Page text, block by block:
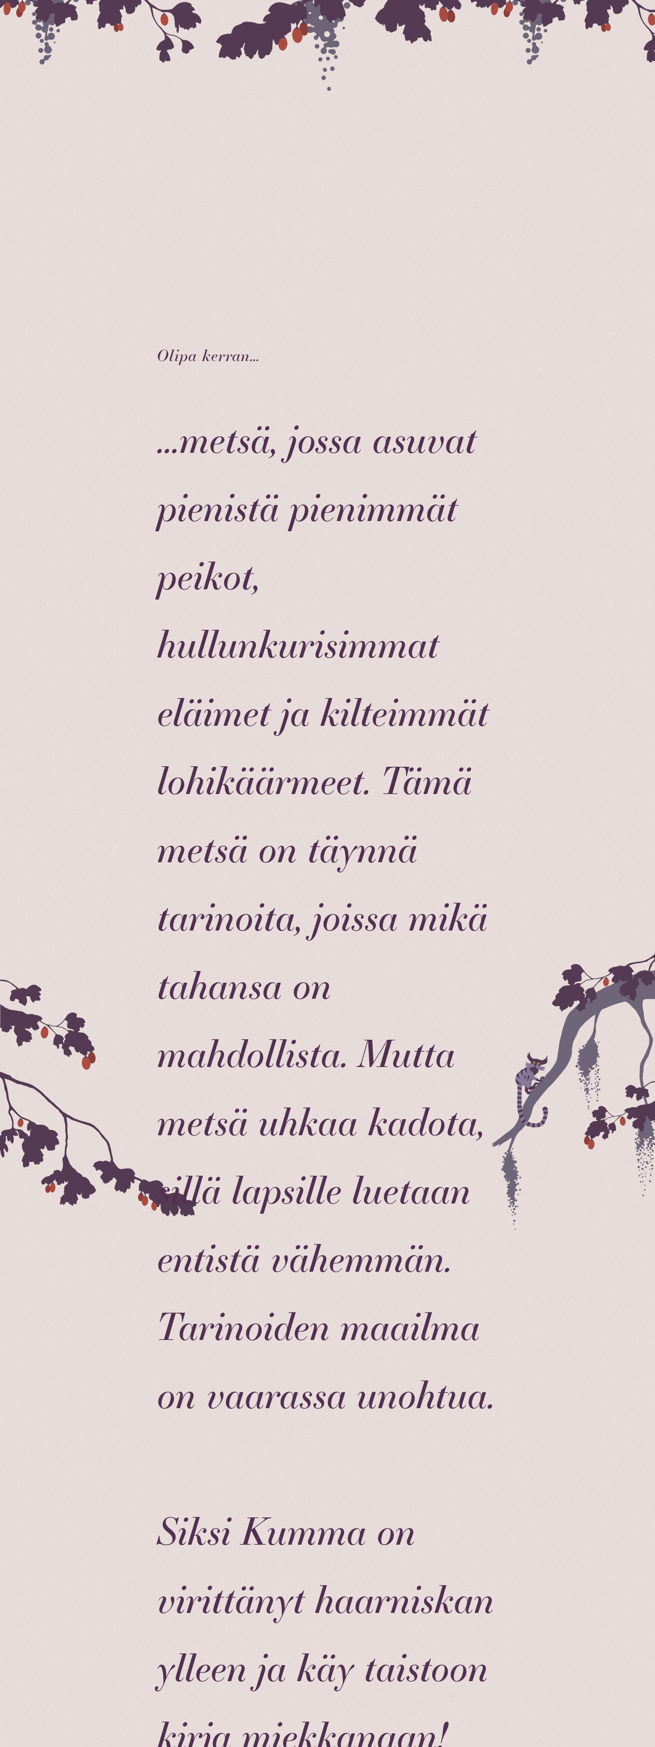
Olipa kerran…
…metsä, jossa asuvat
pienistä pienimmät
peikot,
hullunkurisimmat
eläimet ja kilteimmät
lohikäärmeet. Tämä
metsä on täynnä
tarinoita, joissa mikä
tahansa on
mahdollista. Mutta
metsä uhkaa kadota,
sillä lapsille luetaan
entistä vähemmän.
Tarinoiden maailma
on vaarassa unohtua.
Siksi Kumma on
virittänyt haarniskan
ylleen ja käy taistoon
kirja miekkanaan!